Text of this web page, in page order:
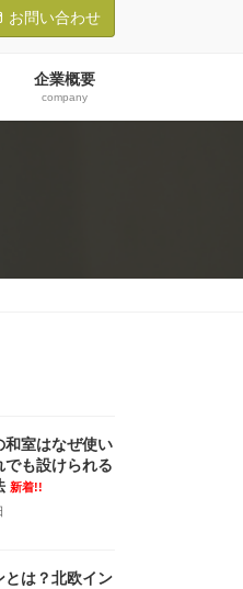
お問い合わせ
企業概要
company
和室はなぜ使い
でも設けられる
新着!!
とは？北欧イン